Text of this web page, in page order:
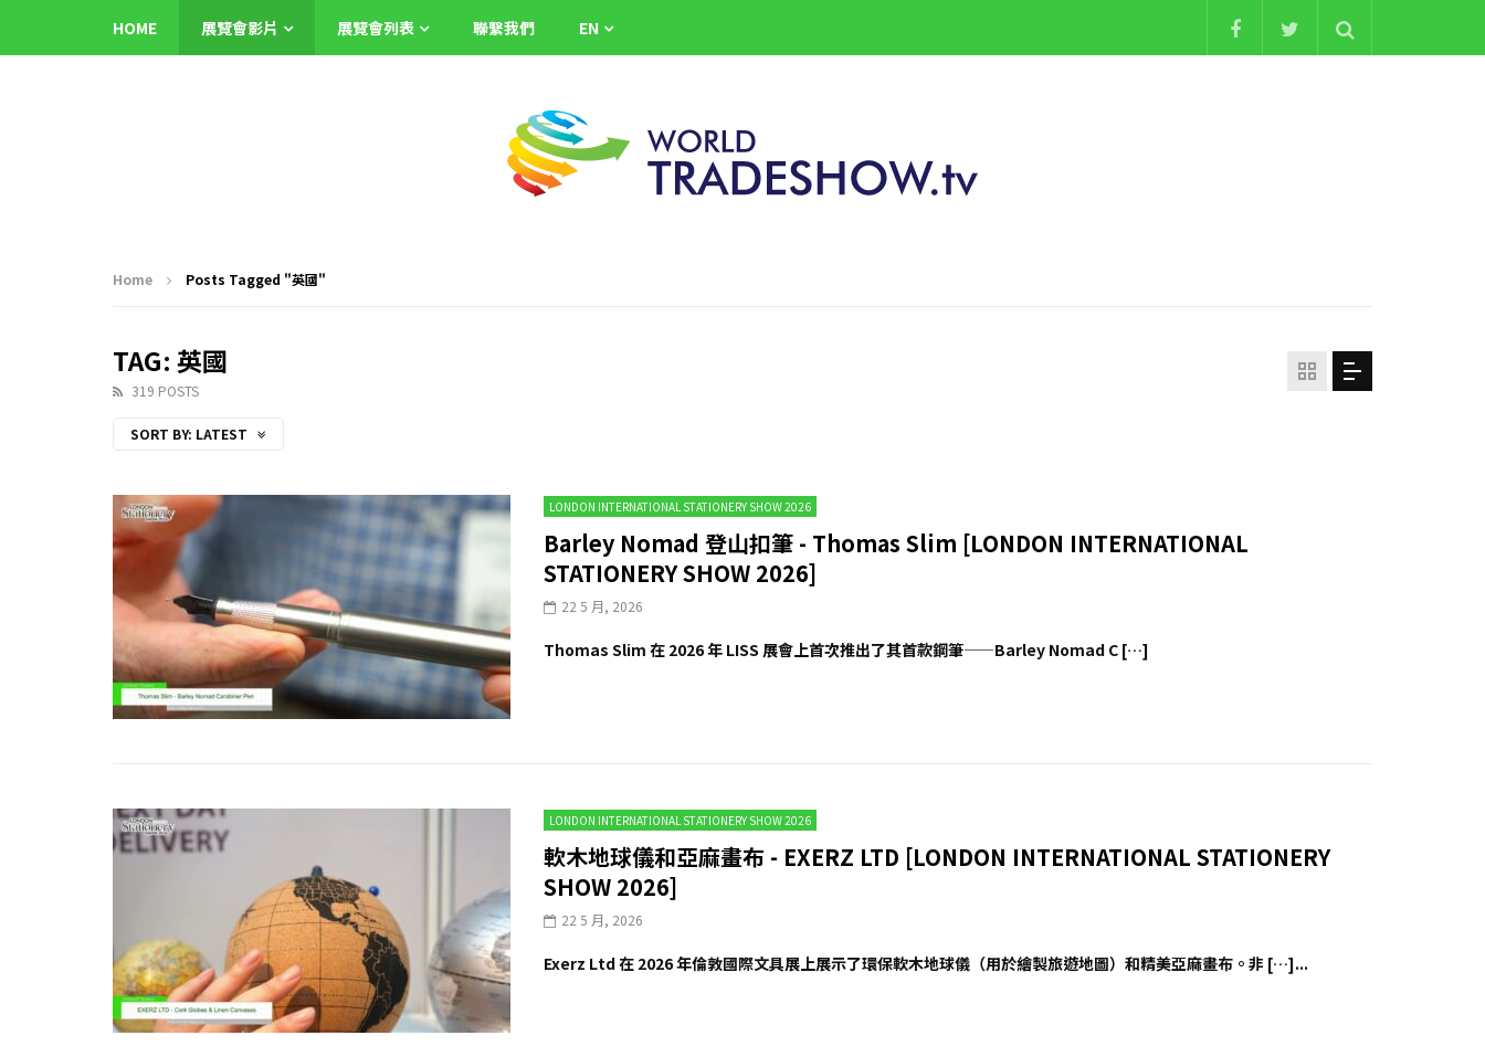
HOME 展覽會影片 展覽會列表 聯繫我們 EN
Home Posts Tagged "英國"
TAG: 英國
319 POSTS
SORT BY: LATEST
LONDON INTERNATIONAL STATIONERY SHOW 2026
Barley Nomad 登山扣筆 - Thomas Slim [LONDON INTERNATIONAL
STATIONERY SHOW 2026]
22 5 月, 2026
Thomas Slim 在 2026 年 LISS 展會上首次推出了其首款鋼筆——Barley Nomad C […]
LONDON INTERNATIONAL STATIONERY SHOW 2026
軟木地球儀和亞麻畫布 - EXERZ LTD [LONDON INTERNATIONAL STATIONERY
SHOW 2026]
22 5 月, 2026
Exerz Ltd 在 2026 年倫敦國際文具展上展示了環保軟木地球儀（用於繪製旅遊地圖）和精美亞麻畫布。非 […]...